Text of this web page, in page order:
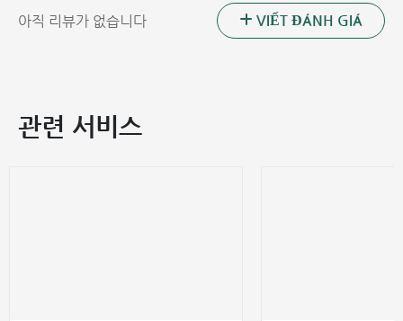
아직 리뷰가 없습니다 VIẾT ĐÁNH GIÁ
관련 서비스